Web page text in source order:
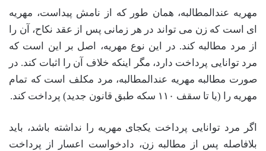
مهریه عندالمطالبه، همان طور که از نامش پیداست، مهریه
ای است که زن می تواند در هر زمانی پس از عقد نکاح، آن را
از مرد مطالبه کند. در این نوع مهریه، اصل بر این است که
مرد توانایی پرداخت دارد، مگر اینکه خلاف آن را اثبات کند. در
صورت مطالبه مهریه عندالمطالبه، مرد مکلف است که تمام
مهریه را (یا تا سقف ۱۱۰ سکه طبق قانون جدید) پرداخت کند.
اگر مرد توانایی پرداخت یکجای مهریه را نداشته باشد، باید
بلافاصله پس از مطالبه زن، دادخواست اعسار از پرداخت